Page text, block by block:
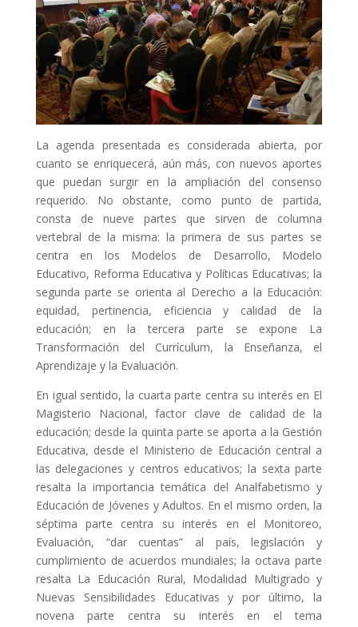
La agenda presentada es considerada abierta, por
cuanto se enriquecerá, aún más, con nuevos aportes
que puedan surgir en la ampliación del consenso
requerido. No obstante, como punto de partida,
consta de nueve partes que sirven de columna
vertebral de la misma: la primera de sus partes se
centra en los Modelos de Desarrollo, Modelo
Educativo, Reforma Educativa y Políticas Educativas; la
segunda parte se orienta al Derecho a la Educación:
equidad, pertinencia, eficiencia y calidad de la
educación; en la tercera parte se expone La
Transformación del Currículum, la Enseñanza, el
Aprendizaje y la Evaluación.
En igual sentido, la cuarta parte centra su interés en El
Magisterio Nacional, factor clave de calidad de la
educación; desde la quinta parte se aporta a la Gestión
Educativa, desde el Ministerio de Educación central a
las delegaciones y centros educativos; la sexta parte
resalta la importancia temática del Analfabetismo y
Educación de Jóvenes y Adultos. En el mismo orden, la
séptima parte centra su interés en el Monitoreo,
Evaluación, “dar cuentas” al país, legislación y
cumplimiento de acuerdos mundiales; la octava parte
resalta La Educación Rural, Modalidad Multigrado y
Nuevas Sensibilidades Educativas y por último, la
novena parte centra su interés en el tema
Memòria d'activitats
Proposta educativa
ACTUALITAT
Notícies
Butlletins
Diari de la Fundació
Fundesplai als mitjans
Xarxes socials
COL·LABORA
Fes voluntariat
Fes un donatiu
Treballa amb nosaltres